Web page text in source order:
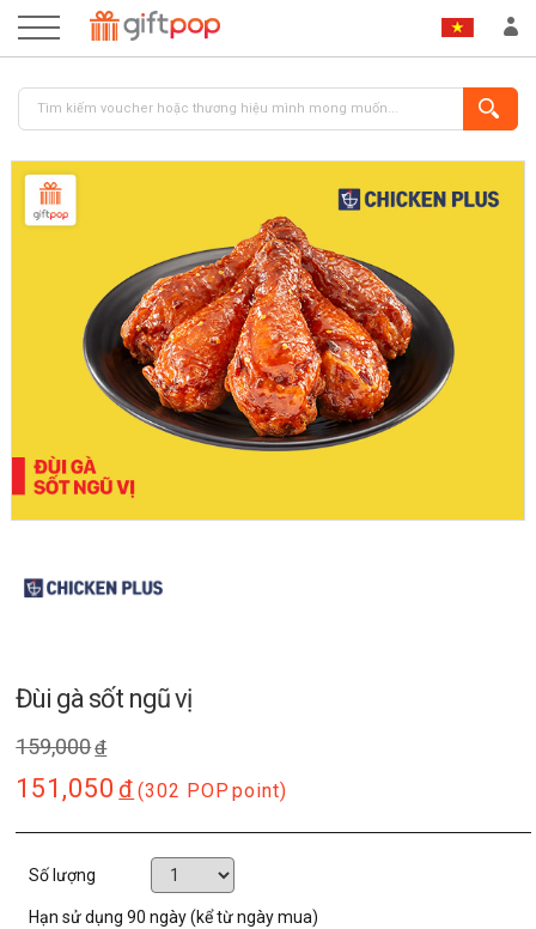
ĐĂNG NHẬP ĐĂNG KÝ
Đùi gà sốt ngũ vị
159,000đ
151,050 đ (302 POP point)
Số lượng
Hạn sử dụng90 ngày (kể từ ngày mua)